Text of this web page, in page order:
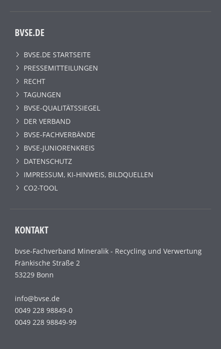
BVSE.DE
BVSE.DE STARTSEITE
PRESSEMITTEILUNGEN
RECHT
TAGUNGEN
BVSE-QUALITÄTSSIEGEL
DER VERBAND
BVSE-FACHVERBÄNDE
BVSE-JUNIORENKREIS
DATENSCHUTZ
IMPRESSUM, KI-HINWEIS, BILDQUELLEN
CO2-TOOL
KONTAKT
bvse-Fachverband Mineralik - Recycling und Verwertung
Fränkische Straße 2
53229 Bonn
info@bvse.de
0049 228 98849-0
0049 228 98849-99